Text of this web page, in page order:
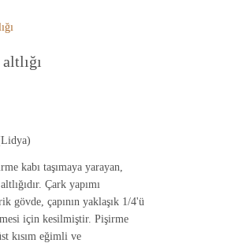
kabı taşımaya yarayan,
Çark yapımı
gövde, çapının yaklaşık 1/4'ü
için kesilmiştir. Pişirme
kısım eğimli ve